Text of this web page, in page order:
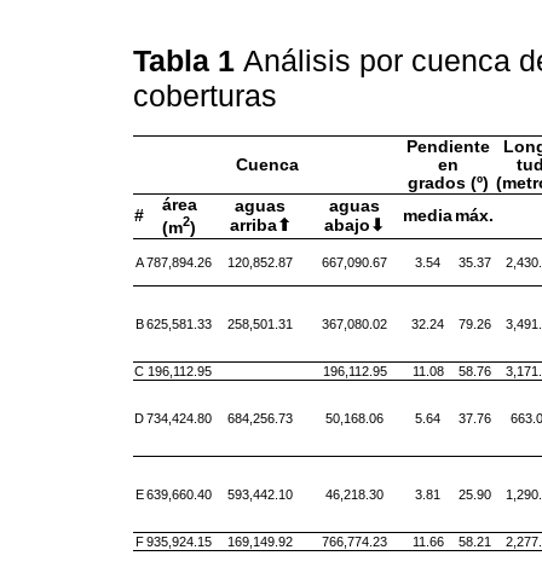
Tabla 1 Análisis por cuenca
coberturas
Cuenca
Pendiente
en
grados (º)
#
área
(m2)
aguas
arriba⬆
aguas
abajo⬇
media máx.
A 787,894.26 120,852.87 667,090.67 3.54 35.37
B 625,581.33 258,501.31 367,080.02 32.24 79.26
C 196,112.95 196,112.95 11.08 58.76
D734,424.80 684,256.73 50,168.06 5.64 37.76
E 639,660.40 593,442.10 46,218.30 3.81 25.90
F 935,924.15 169,149.92 766,774.23 11.66 58.21